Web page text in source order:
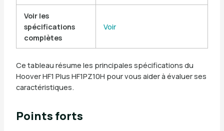
Voir les
spécifications
complètes
Voir
Ce tableau résume les principales spécifications du
Hoover HF1 Plus HF1PZ10H pour vous aider à évaluer ses
caractéristiques.
Points forts